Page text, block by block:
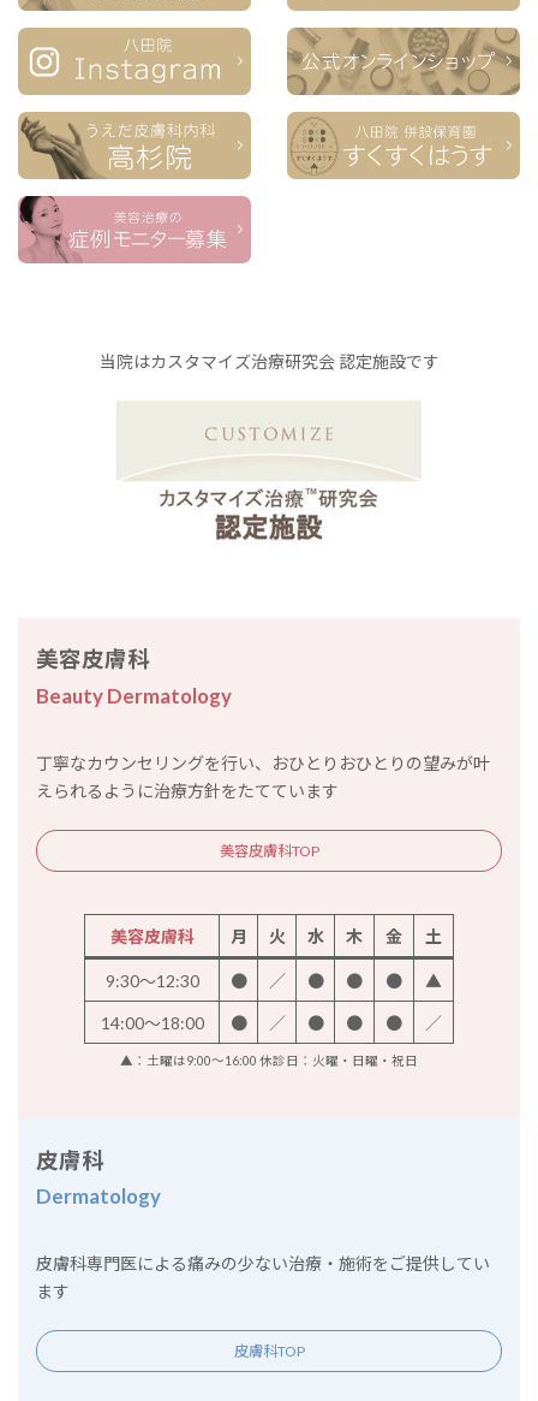
当院はカスタマイズ治療研究会 認定施設です
美容皮膚科
Beauty Dermatology
丁寧なカウンセリングを行い、おひとりおひとりの望みが叶
えられるように治療方針をたてています
美容皮膚科TOP
美容皮膚科 月 火 水 木 金 土
9:30～12:30 ● ／ ● ● ● ▲
14:00～18:00 ● ／ ● ● ● ／
▲：土曜は9:00～16:00 休診日：火曜・日曜・祝日
皮膚科
Dermatology
皮膚科専門医による痛みの少ない治療・施術をご提供してい
ます
皮膚科TOP